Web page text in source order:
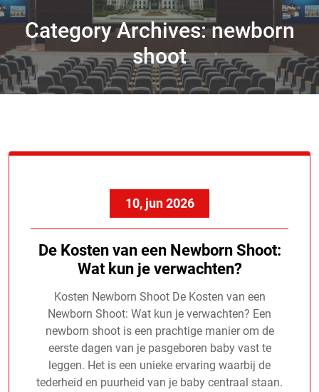
Category Archives: newborn
shoot
10, jun 2026
De Kosten van een Newborn Shoot:
Wat kun je verwachten?
Kosten Newborn Shoot De Kosten van een
Newborn Shoot: Wat kun je verwachten? Een
newborn shoot is een prachtige manier om de
eerste dagen van je pasgeboren baby vast te
leggen. Het is een unieke ervaring waarbij de
tederheid en puurheid van je baby centraal staan.